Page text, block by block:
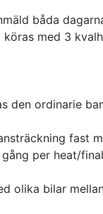
båda
med 3
den ordinarie
fast
per heat/
olika bilar